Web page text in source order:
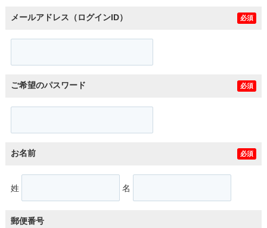
メールアドレス（ログインID） 必須
ご希望のパスワード 必須
お名前 必須
姓 名
郵便番号